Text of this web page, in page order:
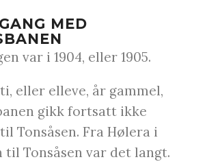
MED
var i 1904, eller 1905.
eller elleve, år gammel,
gikk fortsatt ikke
Tonsåsen. Fra Hølera i
til Tonsåsen var det langt.